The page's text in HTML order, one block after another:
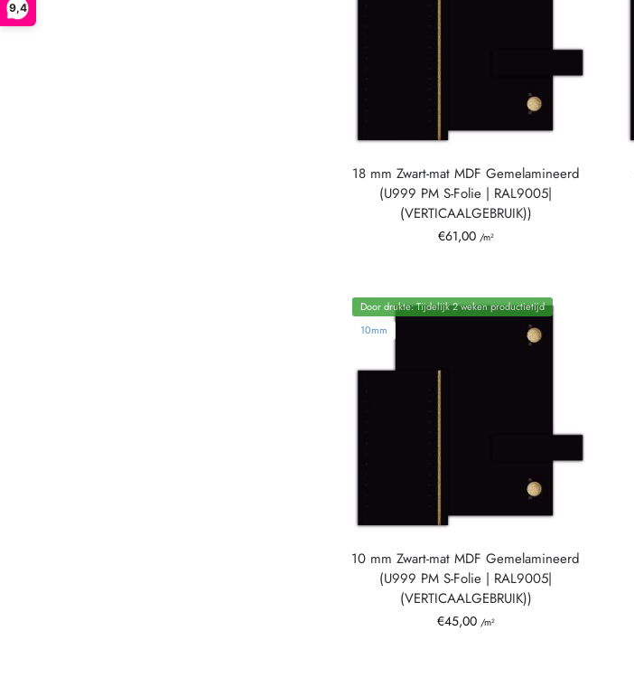
9,4
18 mm Zwart-mat MDF Gemelamineerd
(U999 PM S-Folie | RAL9005|
(VERTICAALGEBRUIK))
€61,00 /m²
Door drukte: Tijdelijk 2 weken productietijd
10mm
10 mm Zwart-mat MDF Gemelamineerd
(U999 PM S-Folie | RAL9005|
(VERTICAALGEBRUIK))
€45,00 /m²